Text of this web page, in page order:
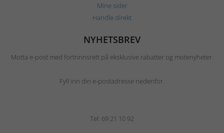
Mine sider
Handle direkt
NYHETSBREV
Motta e-post med fortrinnsrett på eksklusive rabatter og motenyheter.
Fyll inn din e-postadresse nedenfor.
Tel: 69 21 10 92